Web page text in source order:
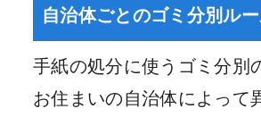
自治体ごとのゴミ分別ル
手紙の処分に使うゴミ分別
お住まいの自治体によって